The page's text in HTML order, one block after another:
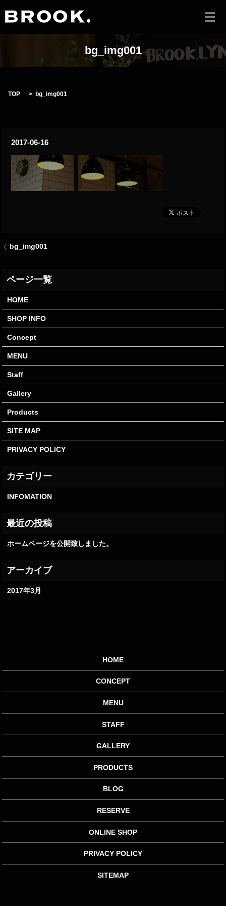
メ
bg_img001
TOP bg_img001
2017-06-16
bg_img001
HOME
SHOP INFO
Concept
MENU
Staff
Gallery
Products
SITE MAP
PRIVACY POLICY
INFOMATION
ホームページを公開致しました。
2017年3月
HOME
CONCEPT
MENU
STAFF
GALLERY
PRODUCTS
BLOG
RESERVE
ONLINE SHOP
PRIVACY POLICY
SITEMAP